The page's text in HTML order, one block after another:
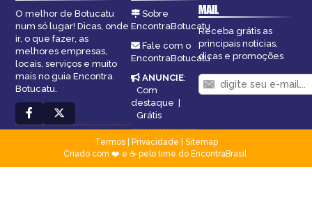
O melhor de Botucatu
num só lugar! Dicas, onde
ir, o que fazer, as
melhores empresas,
locais, serviços e muito
mais no guia Encontra
Botucatu.
Sobre
EncontraBotucatu
Fale com o
EncontraBotucatu
ANUNCIE:
Com
destaque
Grátis
MAIL
Receba grátis as
principais notícias,
dicas e promoções
Termos| Privacidade
Sitemap
Criado com ❤️ e ☕ pelo time do EncontraBrasil